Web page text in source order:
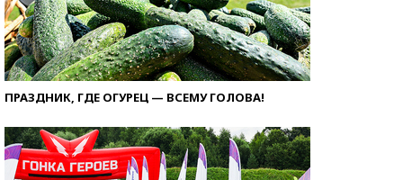
ПРАЗДНИК, ГДЕ ОГУРЕЦ — ВСЕМУ ГОЛОВА!